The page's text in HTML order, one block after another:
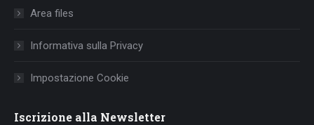
windowwindow
Area files
Informativa sulla Privacy
Impostazione Cookie
Iscrizione alla Newsletter